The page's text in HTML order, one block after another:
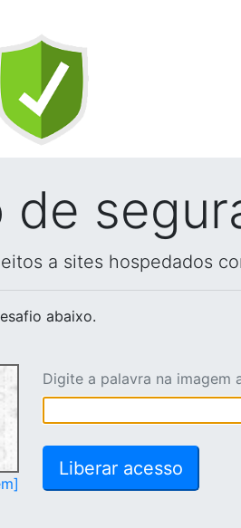
a sites hospedados
abaixo.
Digite a palavra na imagem